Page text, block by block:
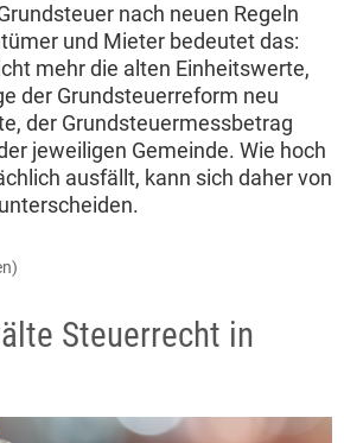
nach neuen Regeln
und Mieter bedeutet das:
mehr die alten Einheitswerte,
der Grundsteuerreform neu
der Grundsteuermessbetrag
jeweiligen Gemeinde. Wie hoch
ausfällt, kann sich daher von
Steuerrecht in